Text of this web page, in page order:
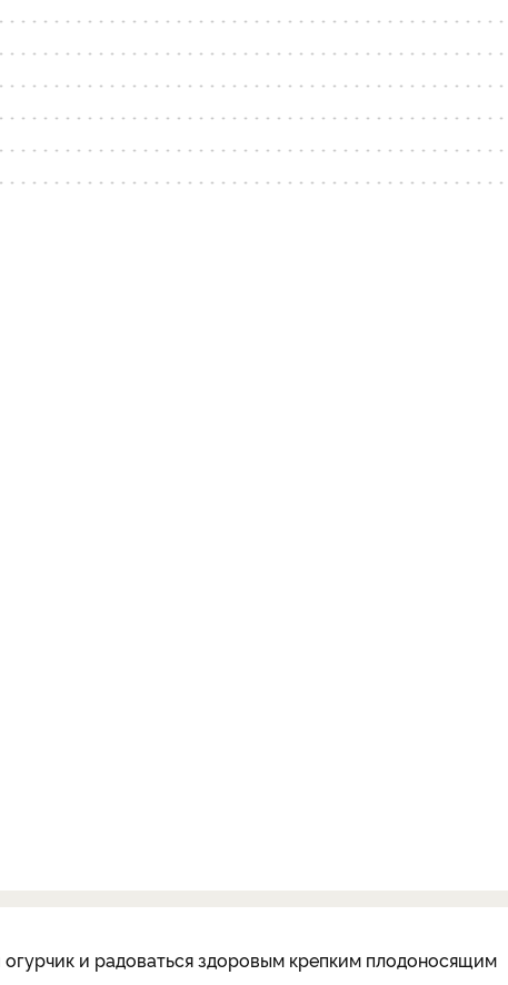
и радоваться здоровым крепким плодоносящим